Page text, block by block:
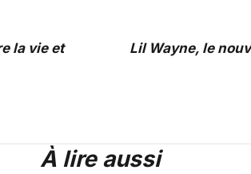
la vie et
Lil Wayne, le
À lire aussi